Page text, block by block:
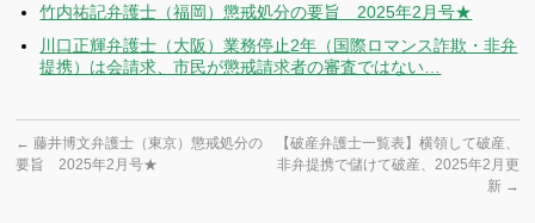
竹内祐記弁護士（福岡）懲戒処分の要旨 2025年2月号★
川口正輝弁護士（大阪）業務停止2年（国際ロマンス詐欺・非弁
提携）は会請求、市民が懲戒請求者の審査ではない…
← 藤井博文弁護士（東京）懲戒処分の
要旨 2025年2月号★
【破産弁護士一覧表】横領して破産、
非弁提携で儲けて破産、2025年2月更
新 →